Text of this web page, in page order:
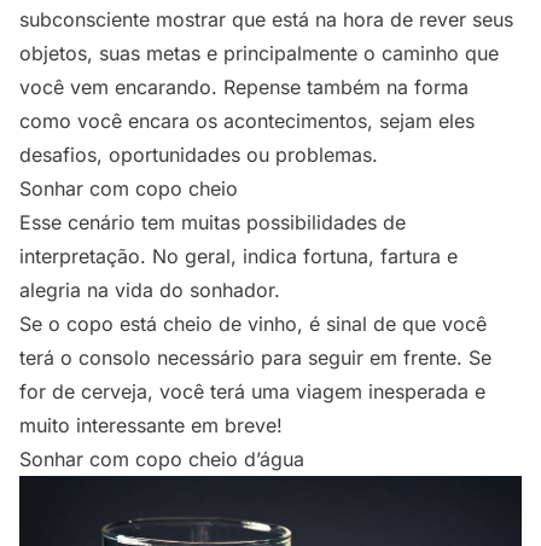
subconsciente mostrar que está na hora de rever seus
objetos, suas metas e principalmente o caminho que
você vem encarando. Repense também na forma
como você encara os acontecimentos, sejam eles
desafios, oportunidades ou problemas.
Sonhar com copo cheio
Esse cenário tem muitas possibilidades de
interpretação. No geral, indica fortuna, fartura e
alegria na vida do sonhador.
Se o copo está cheio de vinho, é sinal de que você
terá o consolo necessário para seguir em frente. Se
for de cerveja, você terá uma viagem inesperada e
muito interessante em breve!
Sonhar com copo cheio d’água